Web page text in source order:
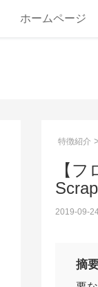
ホームページ
特徴紹介
【
2019-09-
摘